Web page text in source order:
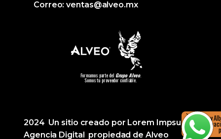
Hola, soy
más
Correo: ventas@alveo.mx
Formamos parte del Grupo Alveo.
Somos tu proveedor confiable.
2024 Un sitio creado por Lorem Impsumx
Agencia Digital propiedad de Alveo